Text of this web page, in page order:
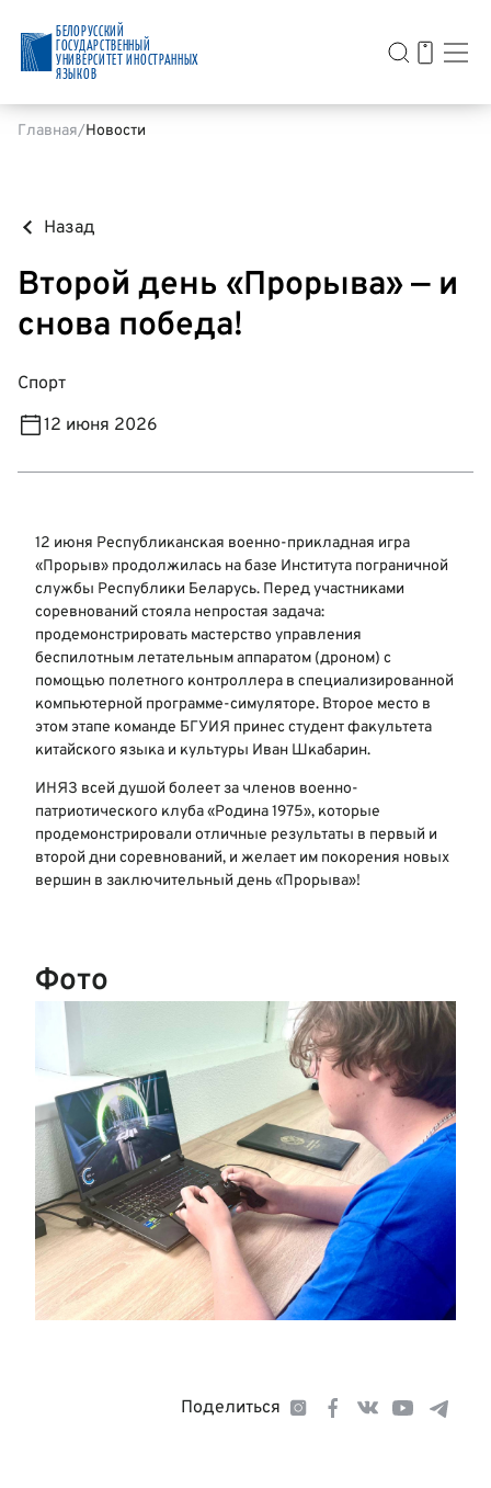
БЕЛОРУССКИЙ
ГОСУДАРСТВЕННЫЙ
УНИВЕРСИТЕТ ИНОСТРАННЫХ
ЯЗЫКОВ
Главная Новости
Назад
Второй день «Прорыва» — и
снова победа!
Спорт
12 июня 2026
12 июня Республиканская военно-прикладная игра
«Прорыв» продолжилась на базе Института пограничной
службы Республики Беларусь. Перед участниками
соревнований стояла непростая задача:
продемонстрировать мастерство управления
беспилотным летательным аппаратом (дроном) с
помощью полетного контроллера в специализированной
компьютерной программе-симуляторе. Второе место в
этом этапе команде БГУИЯ принес студент факультета
китайского языка и культуры Иван Шкабарин.
ИНЯЗ всей душой болеет за членов военно-
патриотического клуба «Родина 1975», которые
продемонстрировали отличные результаты в первый и
второй дни соревнований, и желает им покорения новых
вершин в заключительный день «Прорыва»!
Фото
Поделиться